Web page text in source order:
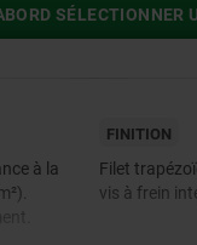
SÉLECTIONNER
à la
FINITION
Filet
vis à frein